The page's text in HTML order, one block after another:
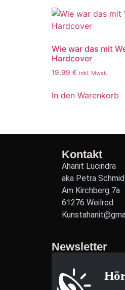
Wie war das mit
Hardcover
19,99 € inkl. Mwst.
In den Warenkorb
Kontakt
Ahanit Lucindra
aka Petra
Am Kirchberg 7a
61276 Weilrod
Newsletter